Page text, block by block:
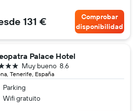
131 €
Comprobar
disponibilidad
Palace Hotel
Tenerife, España
8.6
Muy bueno
Parking
Wifi gratuito